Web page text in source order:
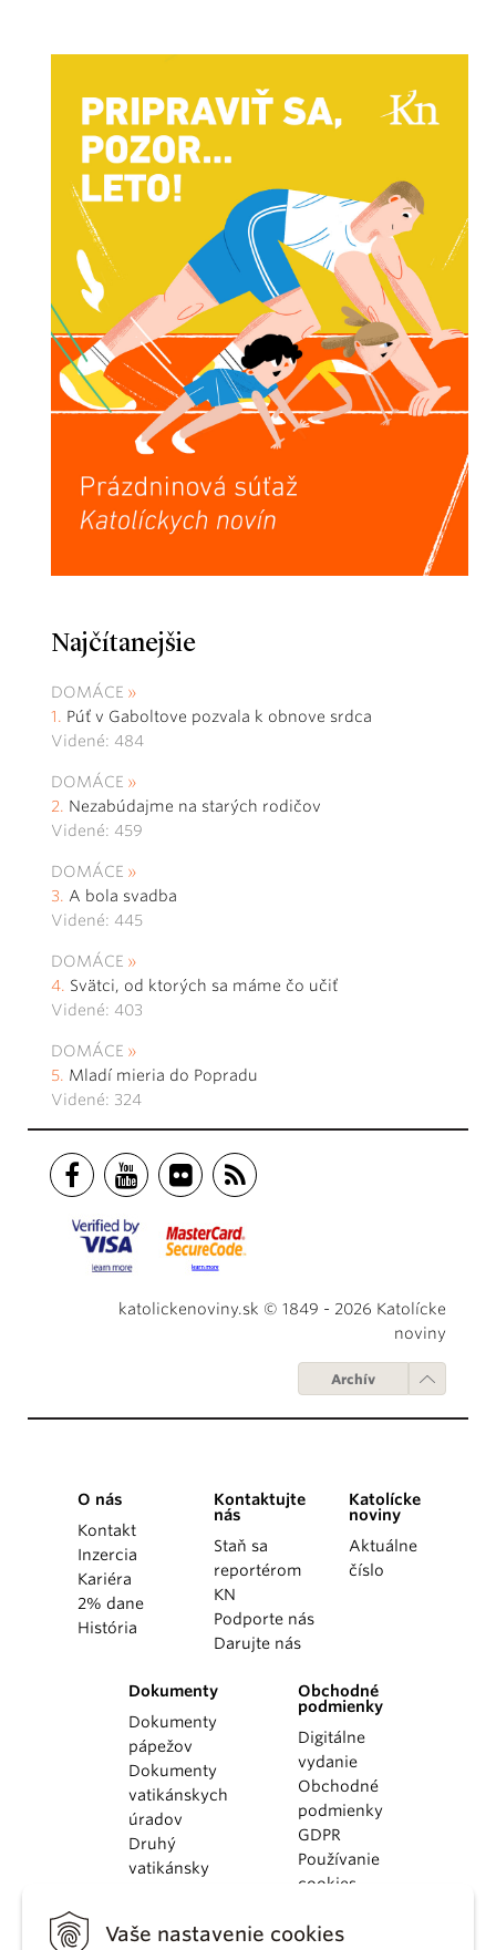
Vaše nastavenie cookies
Najčítanejšie
DOMÁCE
Púť v Gaboltove pozvala k obnove srdca
Videné: 484
DOMÁCE
Nezabúdajme na starých rodičov
Videné: 459
DOMÁCE
A bola svadba
Videné: 445
DOMÁCE
Svätci, od ktorých sa máme čo učiť
Videné: 403
DOMÁCE
Mladí mieria do Popradu
Videné: 324
katolickenoviny.sk © 1849 - 2026 Katolícke
noviny
Archív
O nás
Kontakt
Inzercia
Kariéra
2% dane
História
Kontaktujte
nás
Staň sa
reportérom
KN
Podporte nás
Darujte nás
Katolícke
noviny
Aktuálne
číslo
Dokumenty
Dokumenty
pápežov
Dokumenty
vatikánskych
úradov
Druhý
vatikánsky
KBS
Obchodné
podmienky
Digitálne
vydanie
Obchodné
podmienky
GDPR
Používanie
cookies